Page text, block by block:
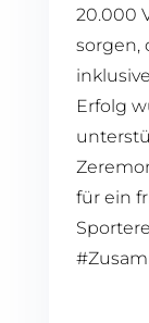
20.000
sorgen,
Erfolg
für ein